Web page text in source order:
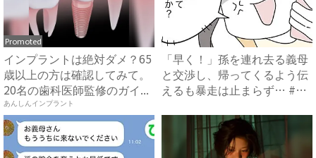
Promoted
インプラントは絶対ダメ？65
歳以上の方は確認してみて。
20名の歯科医師監修のガイ...
あんしんインプラント
「早く！」孫を連れ去る義母
と交渉し、帰ってくるよう伝
えるも暴走は止まらず… #